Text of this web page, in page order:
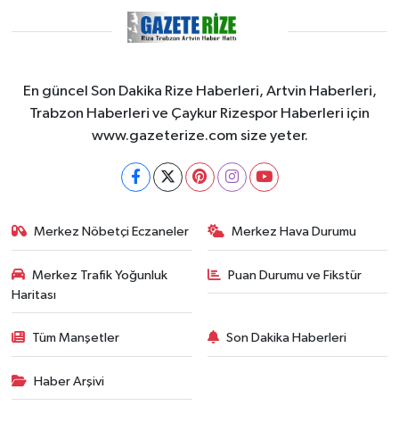
En güncel Son Dakika Rize Haberleri, Artvin Haberleri,
Trabzon Haberleri ve Çaykur Rizespor Haberleri için
www.gazeterize.com size yeter.
Merkez Nöbetçi Eczaneler Merkez Hava Durumu
Merkez Trafik Yoğunluk
Haritası
Puan Durumu ve Fikstür
Tüm Manşetler Son Dakika Haberleri
Haber Arşivi